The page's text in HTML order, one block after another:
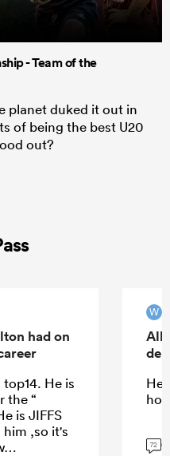
- Team of the
planet duked it out in
of being the best U20
out?
had on
He is
the “
is JIFFS
,so it's
W
All
He
72